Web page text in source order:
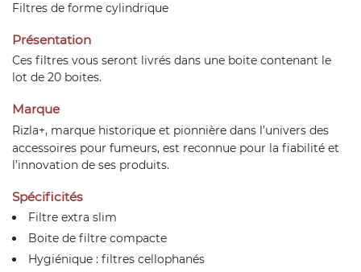
Filtres de forme cylindrique
Présentation
Ces filtres vous seront livrés dans une boite contenant le
lot de 20 boites.
Marque
Rizla+, marque historique et pionnière dans l’univers des
accessoires pour fumeurs, est reconnue pour la fiabilité et
l’innovation de ses produits.
Spécificités
Filtre extra slim
Boite de filtre compacte
Hygiénique : filtres cellophanés